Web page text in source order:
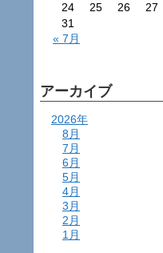
24
25 26 27
31
« 7月
アーカイブ
2026年
8月
7月
6月
5月
4月
3月
2月
1月